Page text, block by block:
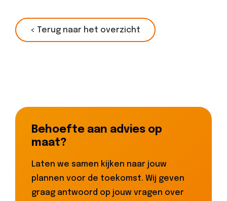
< Terug naar het overzicht
Behoefte aan advies op
maat?
Laten we samen kijken naar jouw
plannen voor de toekomst. Wij geven
graag antwoord op jouw vragen over